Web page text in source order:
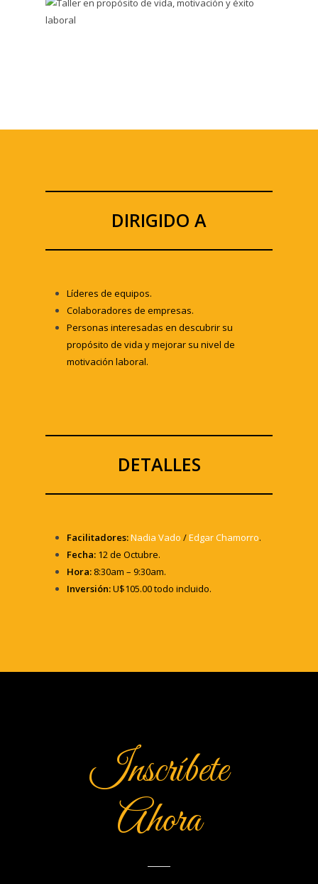
DIRIGIDO A
Líderes de equipos.
Colaboradores de empresas.
Personas interesadas en descubrir su
propósito de vida y mejorar su nivel de
motivación laboral.
DETALLES
Facilitadores:Nadia Vado /Edgar Chamorro.
Fecha: 12 de Octubre.
Hora: 8:30am – 9:30am.
Inversión:U$105.00 todo incluido.
Inscríbete
Ahora